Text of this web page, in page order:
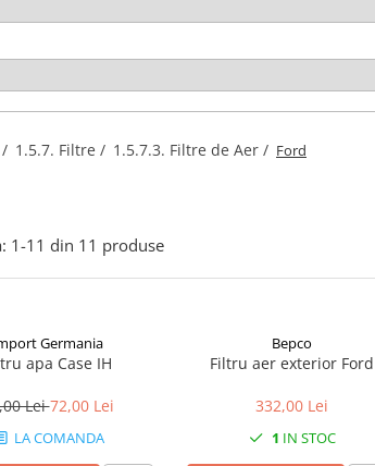
1.5.7. Filtre / 1.5.7.3. Filtre de Aer / Ford
1-11 din 11 produse
Germania
apa Case IH
Lei72,00 Lei
LA COMANDA
Bepco
Filtru aer exterior Ford
332,00 Lei
1 IN STOC